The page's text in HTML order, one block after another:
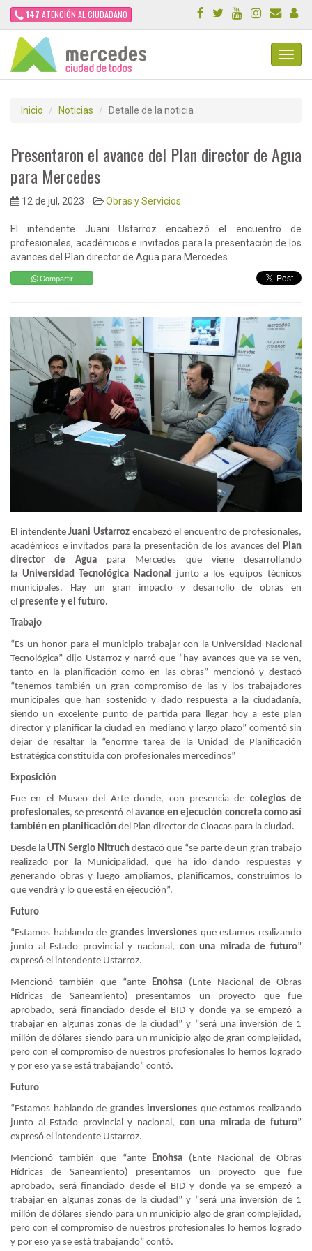
147 ATENCIÓN AL CIUDADANO
Inicio Noticias Detalle de la noticia
Presentaron el avance del Plan director de Agua
para Mercedes
12 de jul, 2023 Obras y Servicios
El intendente Juani Ustarroz encabezó el encuentro de
profesionales, académicos e invitados para la presentación de los
avances del Plan director de Agua para Mercedes
Compartir
El intendente Juani Ustarroz encabezó el encuentro de profesionales,
académicos e invitados para la presentación de los avances del
Plan
director de Agua
para Mercedes que viene desarrollando
la Universidad Tecnológica Nacional
junto a los equipos técnicos
municipales. Hay un gran impacto y desarrollo de obras en
el presente y el futuro.
Trabajo
“Es un honor para el municipio trabajar con la Universidad Nacional
Tecnológica” dijo Ustarroz y narró que “hay avances que ya se ven,
tanto en la planificación como en las obras” mencionó y destacó
“tenemos también un gran compromiso de las y los trabajadores
municipales que han sostenido y dado respuesta a la ciudadanía,
siendo un excelente punto de partida para llegar hoy a este plan
director y planificar la ciudad en mediano y largo plazo” comentó sin
dejar de resaltar la “enorme tarea de la Unidad de Planificación
Estratégica constituida con profesionales mercedinos”
Exposición
Fue en el Museo del Arte donde, con presencia de colegios de
profesionales, se presentó el avance en ejecución concreta como así
también en planificación del Plan director de Cloacas para la ciudad.
Desde la UTN Sergio Nitruch destacó que “se parte de un gran trabajo
realizado por la Municipalidad, que ha ido dando respuestas y
generando obras y luego ampliamos, planificamos, construimos lo
que vendrá y lo que está en ejecución”.
Futuro
“Estamos hablando de grandes inversiones que estamos realizando
junto al Estado provincial y nacional, con una mirada de futuro”
expresó el intendente Ustarroz.
Mencionó también que “ante Enohsa (Ente Nacional de Obras
Hídricas de Saneamiento) presentamos un proyecto que fue
aprobado, será financiado desde el BID y donde ya se empezó a
trabajar en algunas zonas de la ciudad” y “será una inversión de 1
millón de dólares siendo para un municipio algo de gran complejidad,
pero con el compromiso de nuestros profesionales lo hemos logrado
y por eso ya se está trabajando” contó.
Futuro
“Estamos hablando de grandes inversiones que estamos realizando
junto al Estado provincial y nacional, con una mirada de futuro”
expresó el intendente Ustarroz.
Mencionó también que “ante Enohsa (Ente Nacional de Obras
Hídricas de Saneamiento) presentamos un proyecto que fue
aprobado, será financiado desde el BID y donde ya se empezó a
trabajar en algunas zonas de la ciudad” y “será una inversión de 1
millón de dólares siendo para un municipio algo de gran complejidad,
pero con el compromiso de nuestros profesionales lo hemos logrado
y por eso ya se está trabajando” contó.